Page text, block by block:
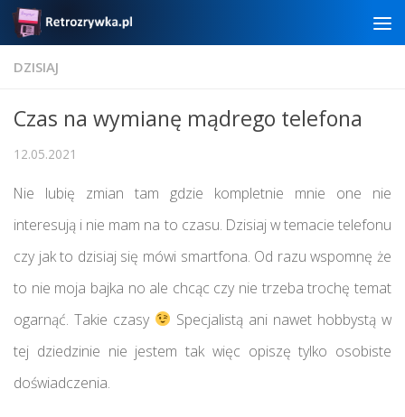
Skip to content
DZISIAJ
Czas na wymianę mądrego telefona
12.05.2021
Nie lubię zmian tam gdzie kompletnie mnie one nie
interesują i nie mam na to czasu. Dzisiaj w temacie telefonu
czy jak to dzisiaj się mówi smartfona. Od razu wspomnę że
to nie moja bajka no ale chcąc czy nie trzeba trochę temat
ogarnąć. Takie czasy
Specjalistą ani nawet hobbystą w
tej dziedzinie nie jestem tak więc opiszę tylko osobiste
doświadczenia.